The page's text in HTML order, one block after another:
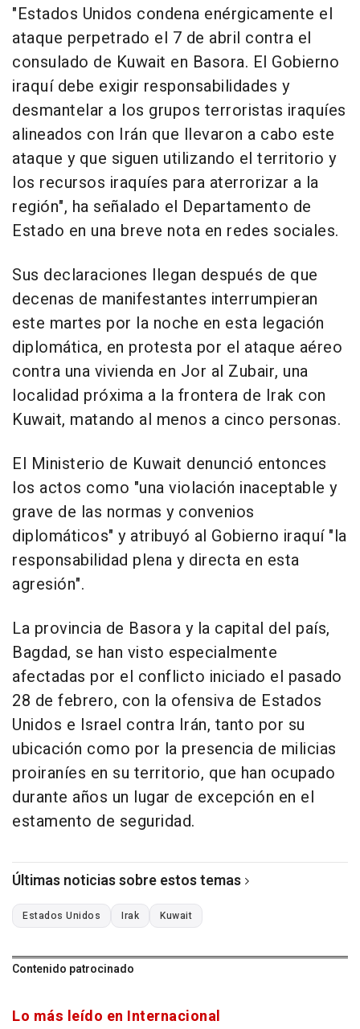
"Estados Unidos condena enérgicamente el
ataque perpetrado el 7 de abril contra el
consulado de Kuwait en Basora. El Gobierno
iraquí debe exigir responsabilidades y
desmantelar a los grupos terroristas iraquíes
alineados con Irán que llevaron a cabo este
ataque y que siguen utilizando el territorio y
los recursos iraquíes para aterrorizar a la
región", ha señalado el Departamento de
Estado en una breve nota en redes sociales.
Sus declaraciones llegan después de que
decenas de manifestantes interrumpieran
este martes por la noche en esta legación
diplomática, en protesta por el ataque aéreo
contra una vivienda en Jor al Zubair, una
localidad próxima a la frontera de Irak con
Kuwait, matando al menos a cinco personas.
El Ministerio de Kuwait denunció entonces
los actos como "una violación inaceptable y
grave de las normas y convenios
diplomáticos" y atribuyó al Gobierno iraquí "la
responsabilidad plena y directa en esta
agresión".
La provincia de Basora y la capital del país,
Bagdad, se han visto especialmente
afectadas por el conflicto iniciado el pasado
28 de febrero, con la ofensiva de Estados
Unidos e Israel contra Irán, tanto por su
ubicación como por la presencia de milicias
proiraníes en su territorio, que han ocupado
durante años un lugar de excepción en el
estamento de seguridad.
Últimas noticias sobre estos temas
Estados Unidos Irak Kuwait
Contenido patrocinado
Lo más leído en Internacional